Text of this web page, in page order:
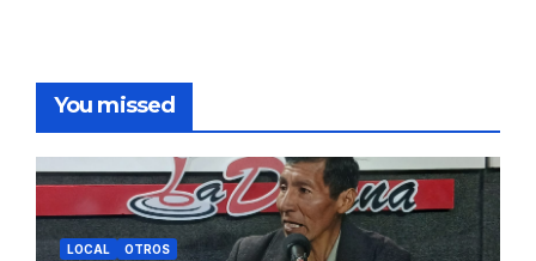
You missed
LOCAL OTROS